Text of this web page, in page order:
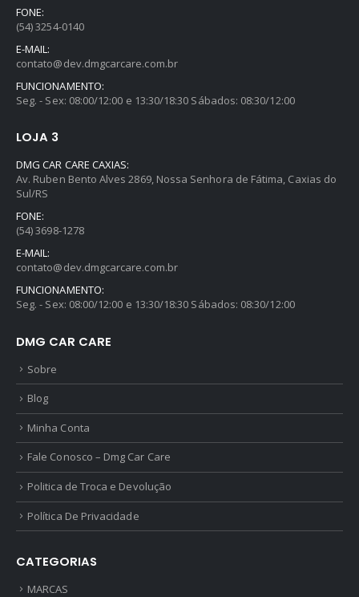
FONE:
(54) 3254-0140
E-MAIL:
contato@dev.dmgcarcare.com.br
FUNCIONAMENTO:
Seg. - Sex: 08:00/12:00 e 13:30/18:30 Sábados: 08:30/12:00
LOJA 3
DMG CAR CARE CAXIAS:
Av. Ruben Bento Alves 2869, Nossa Senhora de Fátima, Caxias do
Sul/RS
FONE:
(54) 3698-1278
E-MAIL:
contato@dev.dmgcarcare.com.br
FUNCIONAMENTO:
Seg. - Sex: 08:00/12:00 e 13:30/18:30 Sábados: 08:30/12:00
DMG CAR CARE
Sobre
Blog
Minha Conta
Fale Conosco – Dmg Car Care
Politica de Troca e Devolução
Política De Privacidade
CATEGORIAS
MARCAS